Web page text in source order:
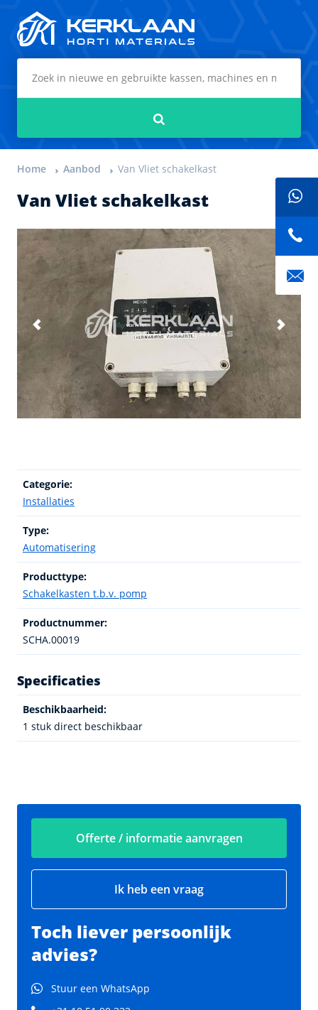
Home Aanbod Van Vliet schakelkast
Van Vliet schakelkast
Categorie:
Installaties
Type:
Automatisering
Producttype:
Schakelkasten t.b.v. pomp
Productnummer:
SCHA.00019
Specificaties
Beschikbaarheid:
1 stuk direct beschikbaar
Offerte / informatie aanvragen
Ik heb een vraag
Toch liever persoonlijk
advies?
Stuur een WhatsApp